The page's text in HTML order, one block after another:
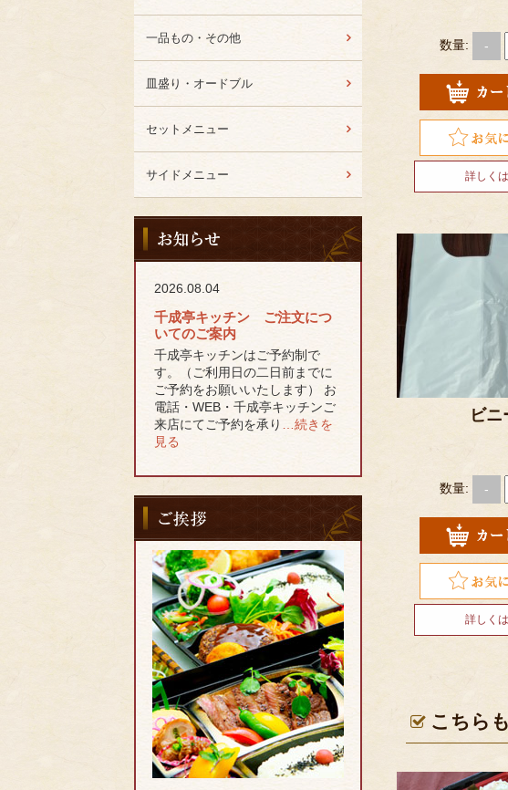
数量: -
詳しく
Favorite
ビニ
数量: -
詳しく
こちら
一品もの・その他
皿盛り・オードブル
セットメニュー
サイドメニュー
お
知
ら
2026.08.04
千成亭キッチン ご注文につ
いてのご案内
千成亭キッチンはご予約制で
す。（ご利用日の二日前までに
ご予約をお願いいたします） お
電話・WEB・千成亭キッチンご
来店にてご予約を承り
…続きを
見る
ご
挨
拶